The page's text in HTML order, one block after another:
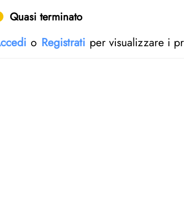
Quasi terminato
o Registrati per visualizzare i